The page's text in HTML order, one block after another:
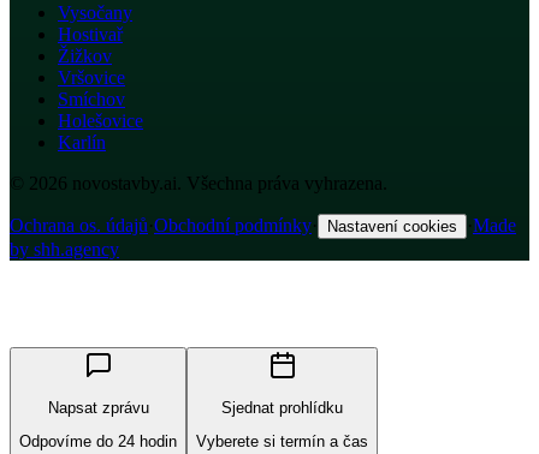
Vysočany
Hostivař
Žižkov
Vršovice
Smíchov
Holešovice
Karlín
© 2026 novostavby.ai. Všechna práva vyhrazena.
Ochrana os. údajů·Obchodní podmínky· Nastavení cookies ·Made
by shh.agency
Napsat zprávu
Odpovíme do 24 hodin
Sjednat prohlídku
Vyberete si termín a čas